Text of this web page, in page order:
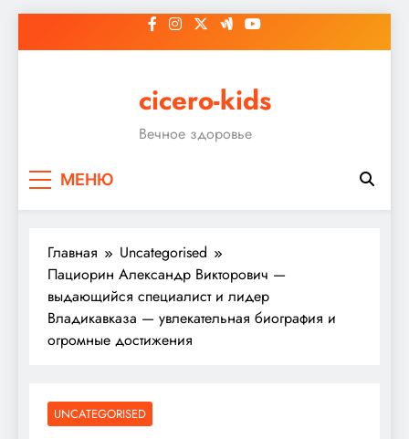
к
cicero-kids
Вечное здоровье
МЕНЮ
Главная
Uncategorised
Пациорин Александр Викторович —
выдающийся специалист и лидер
Владикавказа — увлекательная биография и
огромные достижения
UNCATEGORISED